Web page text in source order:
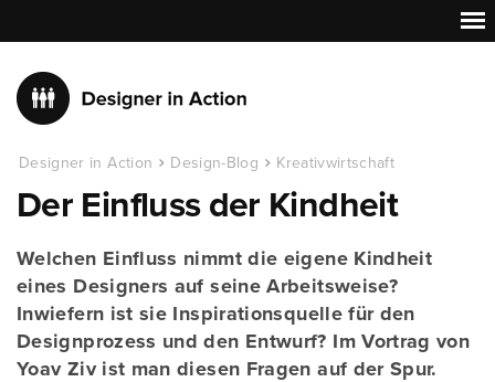
Designer in Action Design-Blog Kreativwirtschaft
Der Einfluss der Kindheit
Welchen Einfluss nimmt die eigene Kindheit
eines Designers auf seine Arbeitsweise?
Inwiefern ist sie Inspirationsquelle für den
Designprozess und den Entwurf? Im Vortrag von
Yoav Ziv ist man diesen Fragen auf der Spur.